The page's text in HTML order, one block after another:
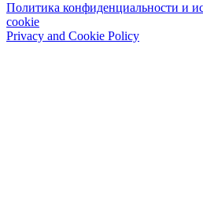
Политика конфиденциальности и
cookie
Privacy and Cookie Policy